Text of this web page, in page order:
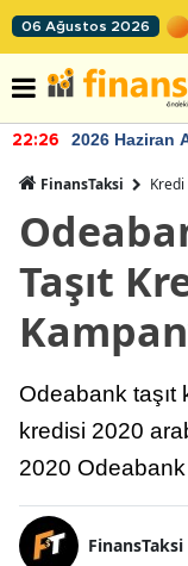
06 Ağustos 2026
22:26 2026 Haziran
FinansTaksi Kredi
Taşıt
Odeabank taşıt
kredisi 2020
2020